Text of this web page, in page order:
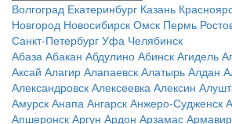
Волгоград Екатеринбург Казань
Новгород Новосибирск Омск Пермь
Санкт-Петербург Уфа Челябинск
Абаза Абакан Абдулино Абинск Агидель
Аксай Алагир Алапаевск Алатырь Алдан
Александровск Алексеевка Алексин
Амурск Анапа Ангарск Анжеро-Судженск
Апшеронск Аргун Ардон Арзамас Армавир